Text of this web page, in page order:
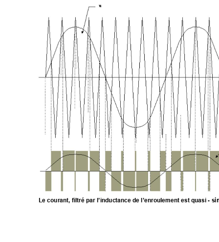
Le courant, filtré par l’inductance de l’enroulement est quasi -